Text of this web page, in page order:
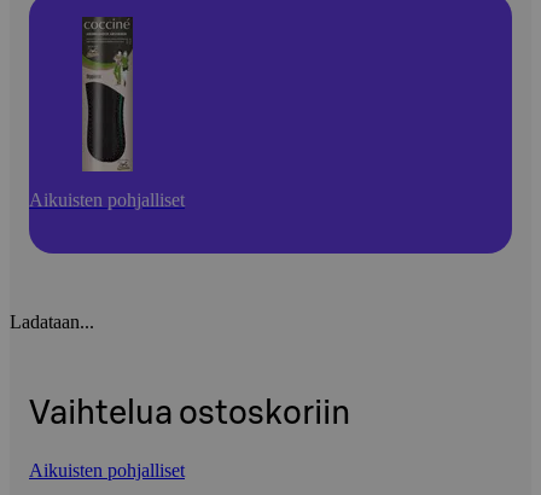
Aikuisten pohjalliset
Ladataan...
Vaihtelua ostoskoriin
Aikuisten pohjalliset